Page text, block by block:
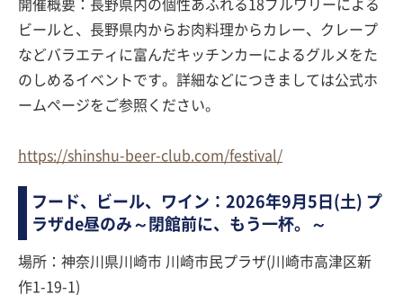
開催概要：長野県内の個性あふれる18ブルワリーによる
ビールと、長野県内からお肉料理からカレー、クレープ
などバラエティに富んだキッチンカーによるグルメをた
のしめるイベントです。詳細などにつきましては公式ホ
ームページをご参照ください。
https://shinshu-beer-club.com/festival/
フード、ビール、ワイン：2026年9月5日(土) プ
ラザde昼のみ～閉館前に、もう一杯。～
場所：神奈川県川崎市 川崎市民プラザ(川崎市高津区新
作1-19-1)